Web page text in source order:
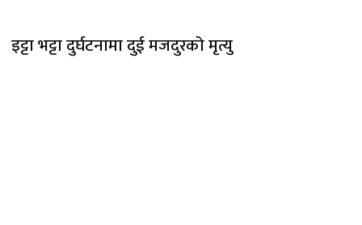
इट्टा भट्टा दुर्घटनामा दुई मजदुरको मृत्यु